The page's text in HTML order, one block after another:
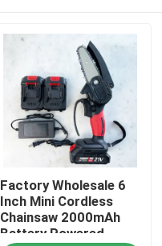
Factory Wholesale 6
Inch Mini Cordless
Chainsaw 2000mAh
Battery Powered